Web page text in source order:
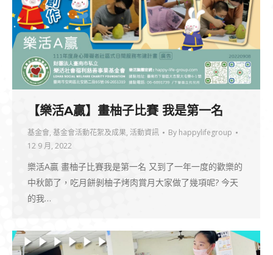
【樂活A贏】畫柚子比賽 我是第一名
基金會, 基金會活動花絮及成果, 活動資訊 By happylifegroup
12 9 月, 2022
樂活A贏 畫柚子比賽我是第一名 又到了一年一度的歡樂的
中秋節了，吃月餅剝柚子烤肉賞月大家做了幾項呢? 今天
的我…